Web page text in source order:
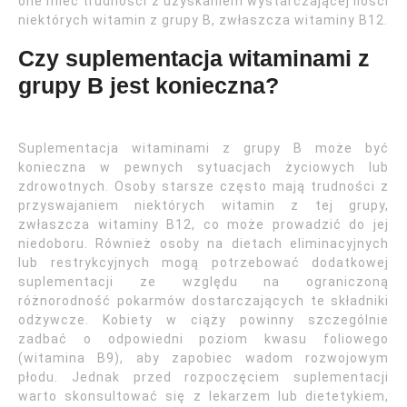
niektórych witamin z grupy B, zwłaszcza witaminy B12.
Czy suplementacja witaminami z
grupy B jest konieczna?
Suplementacja witaminami z grupy B może być
konieczna w pewnych sytuacjach życiowych lub
zdrowotnych. Osoby starsze często mają trudności z
przyswajaniem niektórych witamin z tej grupy,
zwłaszcza witaminy B12, co może prowadzić do jej
niedoboru. Również osoby na dietach eliminacyjnych
lub restrykcyjnych mogą potrzebować dodatkowej
suplementacji ze względu na ograniczoną
różnorodność pokarmów dostarczających te składniki
odżywcze. Kobiety w ciąży powinny szczególnie
zadbać o odpowiedni poziom kwasu foliowego
(witamina B9), aby zapobiec wadom rozwojowym
płodu. Jednak przed rozpoczęciem suplementacji
warto skonsultować się z lekarzem lub dietetykiem,